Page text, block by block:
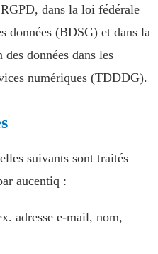
dans la loi fédérale
données (BDSG) et dans la
données dans les
numériques (TDDDG).
suivants sont traités
aucentiq :
adresse e-mail, nom,